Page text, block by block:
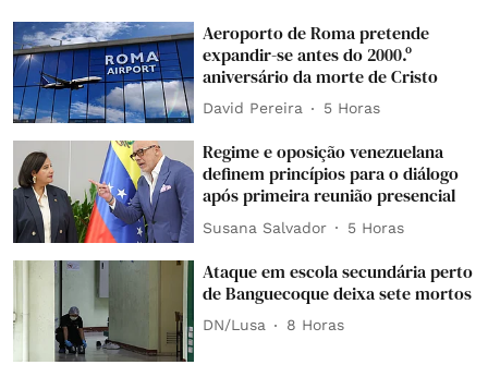
Aeroporto de Roma pretende
expandir-se antes do 2000.º
aniversário da morte de Cristo
David Pereira 5 Horas
Regime e oposição venezuelana
definem princípios para o diálogo
após primeira reunião presencial
Susana Salvador 5 Horas
Ataque em escola secundária perto
de Banguecoque deixa sete mortos
DN/Lusa 8 Horas